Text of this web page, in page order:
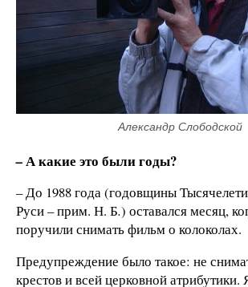
Александр Слободской
–А какие это были годы?
– До 1988 года (годовщины
Руси – прим. Н. Б.) оставался месяц,
поручили снимать фильм о колоколах.
Предупреждение было такое: не
крестов и всей церковной